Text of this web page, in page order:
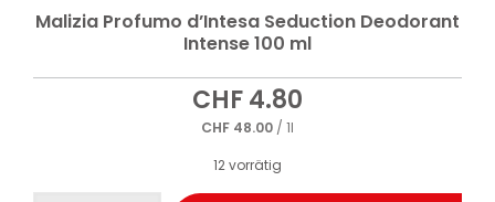
Malizia Profumo d’Intesa Seduction Deodorant
Intense 100 ml
CHF4.80
CHF 48.00 / 1l
12 vorrätig